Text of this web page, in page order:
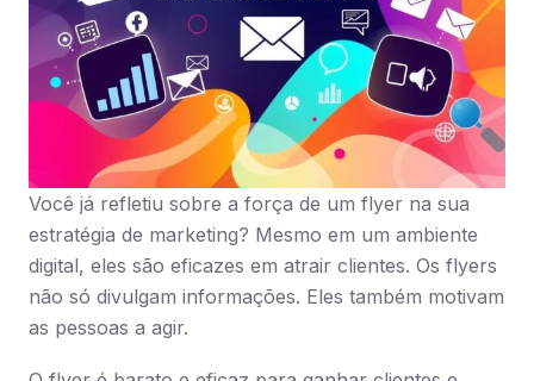
Você já refletiu sobre a força de um flyer na sua
estratégia de marketing? Mesmo em um ambiente
digital, eles são eficazes em atrair clientes. Os flyers
não só divulgam informações. Eles também motivam
as pessoas a agir.